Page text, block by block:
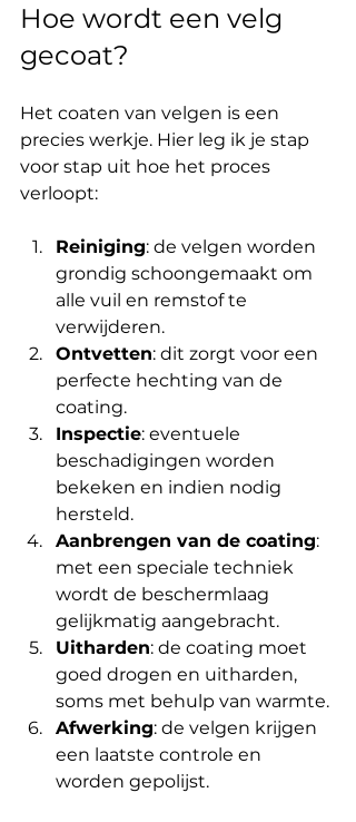
Hoe wordt een velg
gecoat?
Het coaten van velgen is een
precies werkje. Hier leg ik je stap
voor stap uit hoe het proces
verloopt:
Reiniging: de velgen worden
grondig schoongemaakt om
alle vuil en remstof te
verwijderen.
Ontvetten: dit zorgt voor een
perfecte hechting van de
coating.
Inspectie: eventuele
beschadigingen worden
bekeken en indien nodig
hersteld.
Aanbrengen van de coating:
met een speciale techniek
wordt de beschermlaag
gelijkmatig aangebracht.
Uitharden: de coating moet
goed drogen en uitharden,
soms met behulp van warmte.
Afwerking: de velgen krijgen
een laatste controle en
worden gepolijst.